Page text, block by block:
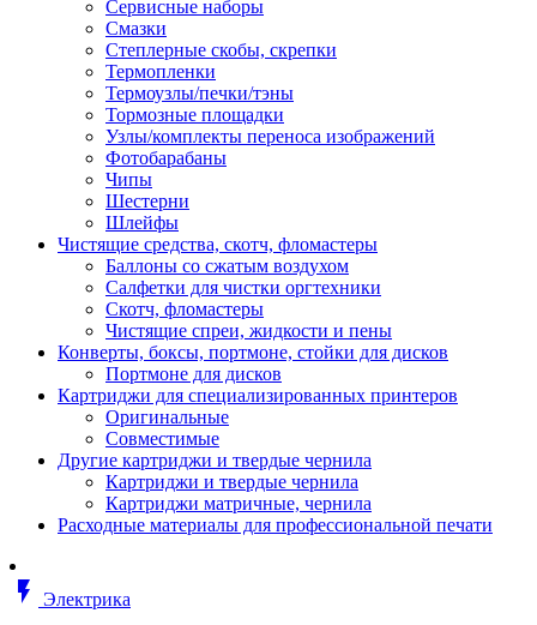
Болт с шестигранной головкой
Винт с кольцом
Гайка длинная
Гайка скользящая
Гайка стопорная
Лента монтажная
Основание монтажное для
стяжек и элементов
Растворитель
Саморез
Саморез по дереву
Скоба такелажная, шакл
Стержень резьбовой
Хомут резьбовой u-образной
(стремянка)
Шайба
Шпилька резьбовая
Сервисные наборы
Смазки
Степлерные скобы, скрепки
Термопленки
Термоузлы/печки/тэны
Тормозные площадки
Узлы/комплекты переноса изображений
Фотобарабаны
Чипы
Шестерни
Шлейфы
Чистящие средства, скотч, фломастеры
Баллоны со сжатым воздухом
Салфетки для чистки оргтехники
Скотч, фломастеры
Чистящие спреи, жидкости и пены
Конверты, боксы, портмоне, стойки для дисков
Портмоне для дисков
Картриджи для специализированных принтеров
Оригинальные
Совместимые
Другие картриджи и твердые чернила
Картриджи и твердые чернила
Картриджи матричные, чернила
Расходные материалы для профессиональной печати
flash_on
Электрика